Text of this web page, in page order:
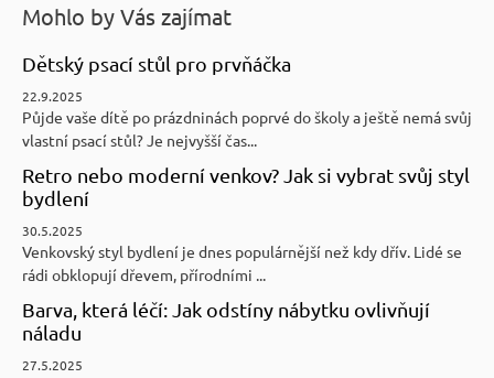
Mohlo by Vás zajímat
Dětský psací stůl pro prvňáčka
22.9.2025
Půjde vaše dítě po prázdninách poprvé do školy a ještě nemá svůj
vlastní psací stůl? Je nejvyšší čas...
Retro nebo moderní venkov? Jak si vybrat svůj styl
bydlení
30.5.2025
Venkovský styl bydlení je dnes populárnější než kdy dřív. Lidé se
rádi obklopují dřevem, přírodními ...
Barva, která léčí: Jak odstíny nábytku ovlivňují
náladu
27.5.2025